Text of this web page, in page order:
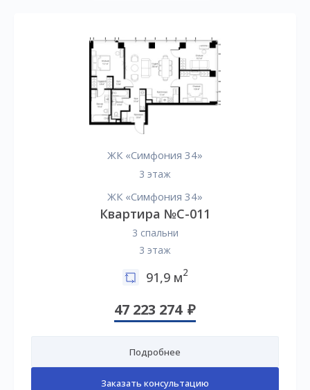
ЖК «Симфония 34»
3 этаж
ЖК «Симфония 34»
Квартира №C-011
3 спальни
3 этаж
91,9 м2
47 223 274
Подробнее
Заказать консультацию